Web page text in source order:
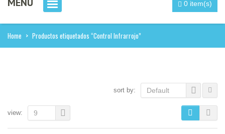
MENU 0 item(s)
Home > Productos etiquetados “Control Infrarrojo”
sort by: Default
view: 9